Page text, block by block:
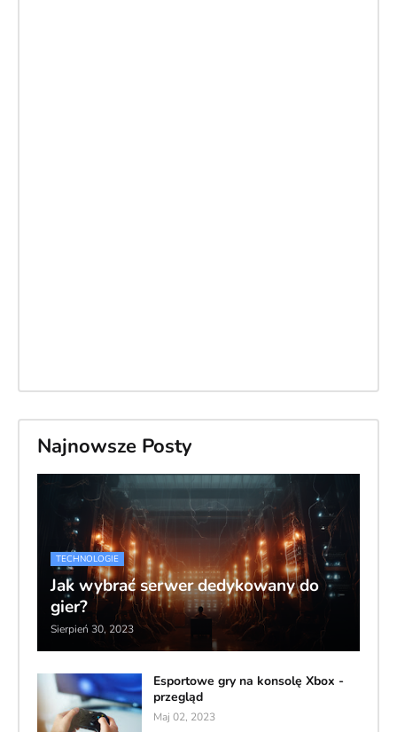
Najnowsze Posty
TECHNOLOGIE
Jak wybrać serwer dedykowany do
gier?
Sierpień 30, 2023
Esportowe gry na konsolę Xbox -
przegląd
Maj 02, 2023